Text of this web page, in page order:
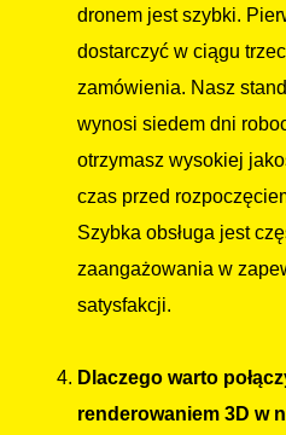
dronem jest szybki.
dostarczyć w ciągu
zamówienia. Nasz
wynosi siedem dni
otrzymasz wysokiej
czas przed
Szybka obsługa jest
zaangażowania w
satysfakcji.
Dlaczego warto
renderowaniem 3D w